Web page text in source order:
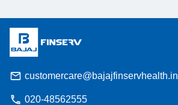
customercare@bajajfinservhealth.in
020-48562555